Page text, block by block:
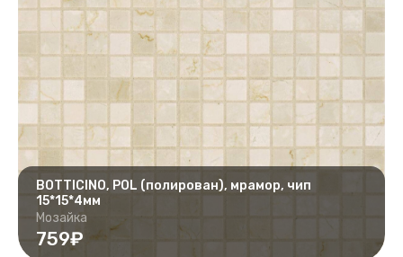
BOTTICINO, POL (полирован), мрамор, чип
15*15*4мм
Мозайка
759₽